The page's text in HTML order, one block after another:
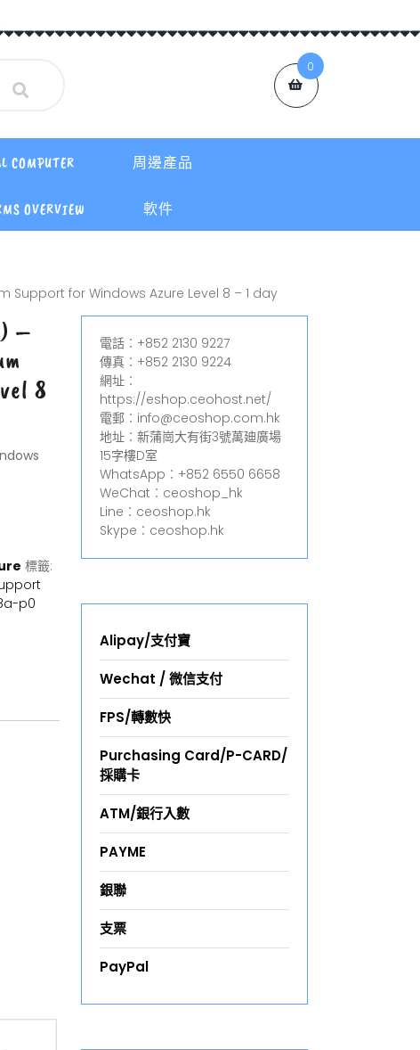
0
COMPUTER 周邊產品
OVERVIEW 軟件
Support for Windows Azure Level 8 – 1 day
–
8
標籤:
p0
電話︰+852 2130 9227
傳真︰+852 2130 9224
網址︰
https://eshop.ceohost.net/
電郵︰info@ceoshop.com.hk
地址︰新蒲崗大有街3號萬廸廣場
15字樓D室
WhatsApp︰+852 6550 6658
WeChat︰ceoshop_hk
Line︰ceoshop.hk
Skype︰ceoshop.hk
Alipay/支付寶
Wechat / 微信支付
FPS/轉數快
Purchasing Card/P-CARD/
採購卡
ATM/銀行入數
PAYME
銀聯
支票
PayPal